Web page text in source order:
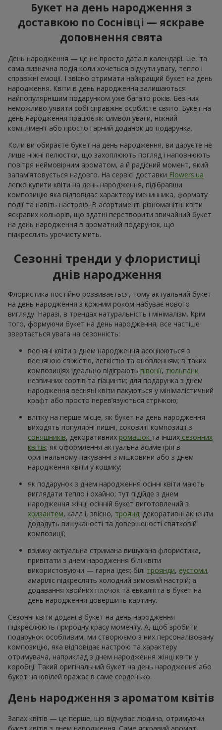
Букет на день народження з
доставкою по Соснівці — яскраве
доповнення свята
День народження — це не просто дата в календарі. Це, та
сама визначна подія коли хочеться відчути увагу, тепло і
справжні емоції. І звісно отримати найкращий букет на день
народження. Квіти в день народження залишаються
найпопулярнішим подарунком уже багато років. Без них
неможливо уявити собі справжнє особисте свято. Букет на
день народження працює як символ уваги, ніжний
комплімент або просто гарний доданок до подарунка.
Коли ви обираєте букет на день народження, ви даруєте не
лише ніжні пелюстки, що захоплюють погляд і наповнюють
повітря неймовірним ароматом, а й радісний момент, який
запам’ятовується надовго. На сервісі доставки Flowers.ua
легко купити квіти на день народження, підібравши
композицію яка відповідає характеру іменинника, формату
події та навіть настрою. В асортименті різноманітні квіти
яскравих кольорів, що здатні перетворити звичайний букет
на день народження в ароматний подарунок, що
підкреслить урочисту мить.
Сезонні тренди у флористиці
днів народження
Флористика постійно розвивається, тому актуальний букет
на день народження з кожним роком набуває нового
вигляду. Наразі, в трендах натуральність і мінімалізм. Крім
того, формуючи букет на день народження, все частіше
звертається увага на сезонність:
весняні квіти з днем народження асоціюються з
весняною свіжістю, легкістю та оновленням; в таких
композиціях ідеально відіграють півонії, тюльпани
незвичних сортів та гіацинти; для подарунка з днем
народження весняні квіти пакуються у мінімалістичний
крафт або просто перев’язуються стрічкою;
влітку на перше місце, як букет на день народження
виходять популярні пишні, соковиті композиції з
соняшників, декоративних ромашок та інших сезонних
квітів; як оформлення актуальна асиметрія в
оригінальному пакуванні з мішковини або з днем
народження квіти у кошику;
як подарунок з днем народження осінні квіти мають
виглядати тепло і охайно; тут підійде з днем
народження жінці осінній букет виготовлений з
хризантем, калл і, звісно, троянд; декоративні акценти
додадуть вишуканості та довершеності святковій
композиції;
взимку актуальна стримана вишукана флористика,
привітати з днем народження білі квіти
використовуючи — гарна ідея; білі троянди, еустоми,
амаріліс підкреслять холодний зимовий настрій; а
додавання хвойних гілочок та евкаліпта в букет на
день народження довершить картину.
Сезонні квіти додані в букет на день народження
підкреслюють природну красу моменту. А, щоб зробити
подарунок особливим, ми створюємо з них персоналізовану
композицію, яка відповідає настрою та характеру
отримувача, наприклад з днем народження жінці квіти у
коробці. Такий оригінальний букет на день народження або
букет на ювілей вражає в саме серденько.
День народження з ароматом квітів
Запах квітів — це перше, що відчуває людина, отримуючи